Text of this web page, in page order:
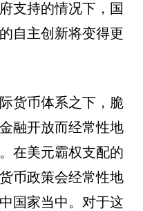
支持的情况下，国
自主创新将变得更
货币体系之下，脆
融开放而经常性地
在美元霸权支配的
币政策会经常性地
国家当中。对于这